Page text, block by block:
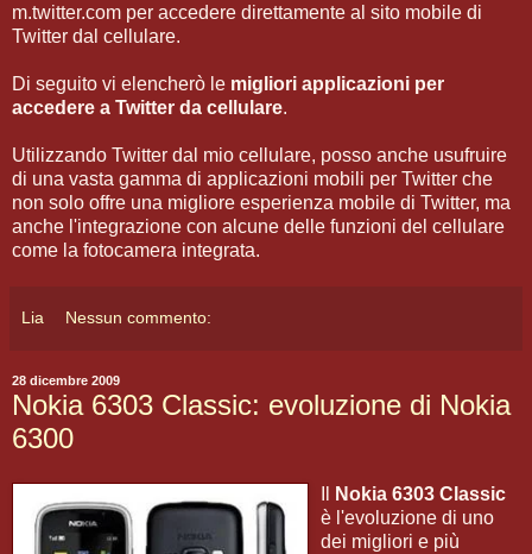
m.twitter.com per accedere direttamente al sito mobile di
Twitter dal cellulare.
Di seguito vi elencherò le migliori applicazioni per
accedere a Twitter da cellulare.
Utilizzando Twitter dal mio cellulare, posso anche usufruire
di una vasta gamma di applicazioni mobili per Twitter che
non solo offre una migliore esperienza mobile di Twitter, ma
anche l'integrazione con alcune delle funzioni del cellulare
come la fotocamera integrata.
Lia Nessun commento:
28 dicembre 2009
Nokia 6303 Classic: evoluzione di Nokia
6300
Nokia 6303 Classic
è l'evoluzione di uno
dei migliori e più